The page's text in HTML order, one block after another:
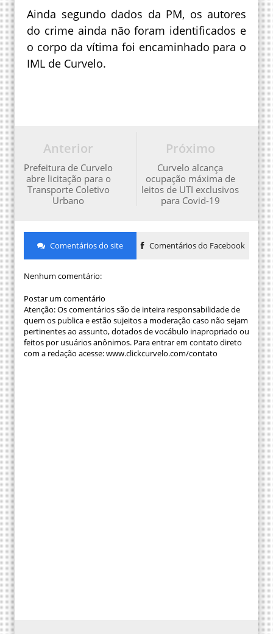
Ainda segundo dados da PM, os autores
do crime ainda não foram identificados e
o corpo da vítima foi encaminhado para o
IML de Curvelo.
Próximo
Curvelo alcança
ocupação máxima de
leitos de UTI exclusivos
para Covid-19
Anterior
Prefeitura de Curvelo
abre licitação para o
Transporte Coletivo
Urbano
Comentários do site Comentários do Facebook
Nenhum comentário:
Postar um comentário
Atenção: Os comentários são de inteira responsabilidade de
quem os publica e estão sujeitos a moderação caso não sejam
pertinentes ao assunto, dotados de vocábulo inapropriado ou
feitos por usuários anônimos. Para entrar em contato direto
com a redação acesse: www.clickcurvelo.com/contato